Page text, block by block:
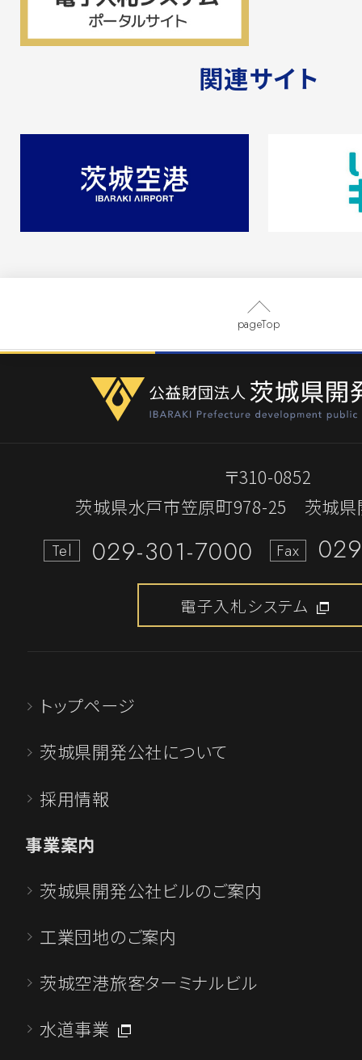
「第76-42号 坂東山地区 植栽工事(
フロンティアパーク坂東(坂東山地区)
注見通し(令和7年度第3四半期分)につ
令和7年度工事の発注見通し一覧(R7
東
工事発注図(坂東)
2025.09.19
「第68-206号 茨城中央工業団地（
路改良舗装工事」
詳しくはこちら
「第76-39号 坂東山地区 道路改良
事（その１）」
詳しくはこちら
工事発注見通しの公表 2025.08.08
フロンティアパーク坂東(坂東山地区)
注見通し(令和7年度第2四半期分)につ
とおりです。
関連サイト
pageTop
〒310-0852
茨城県水戸市笠原町978-25 茨城
Tel 029-301-7000 Fax
電子入札システム
トップページ
茨城県開発公社について
採用情報
事業案内
茨城県開発公社ビルのご案内
工業団地のご案内
茨城空港旅客ターミナルビル
水道事業